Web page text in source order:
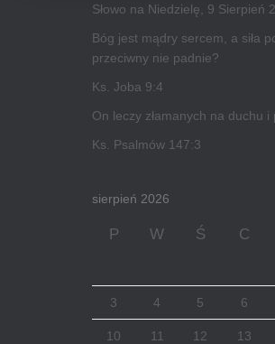
Słowo na Niedzielę, 9 Sierpień
Bóg jest mądry sercem, a siła
przeciwny nie padnie?
Ks. Joba 9:4
On leczy złamanych na duchu i
Ks. Psalmów 147:3
sierpień 2026
P W Ś C
3 4 5 6
10 11 12 13